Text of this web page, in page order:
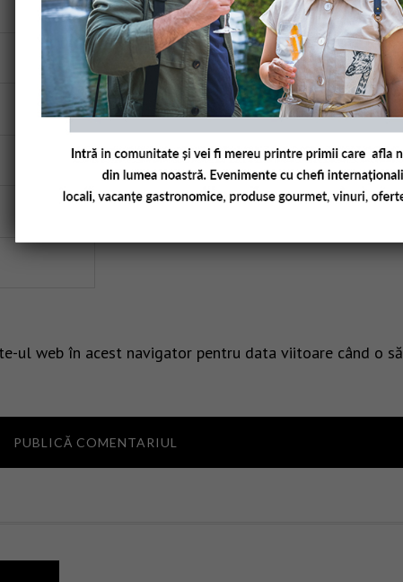
ul web în acest navigator pentru data viitoare când o să